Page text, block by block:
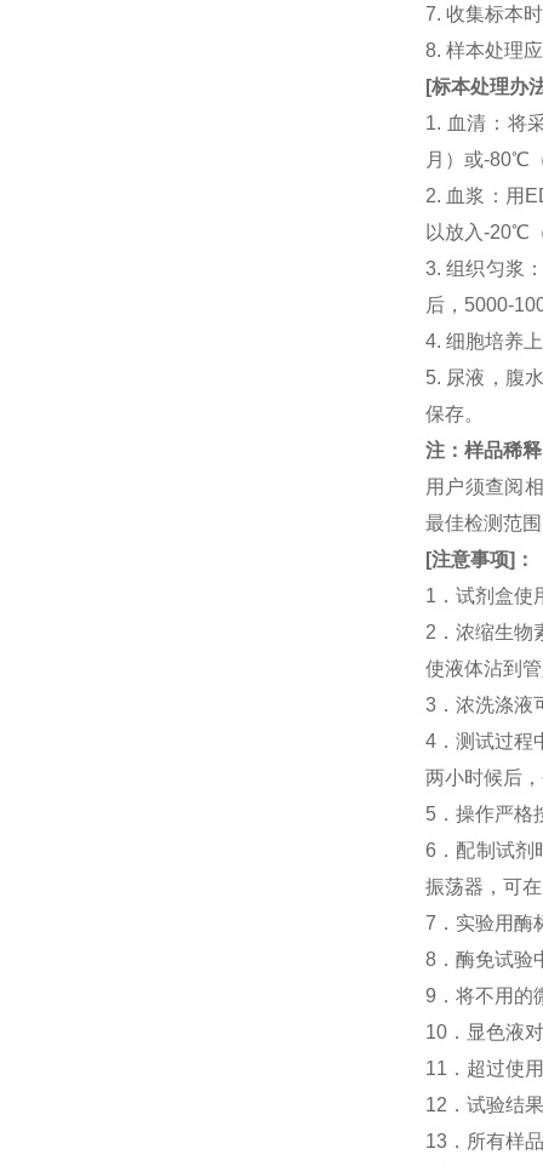
7. 收集标本
8. 样本处理
[标本处理办
1. 血清：将
月）或-80℃
2. 血浆：用
以放入-20℃
3. 组织匀浆
后，5000-
4. 细胞培养
5. 尿液，腹
保存。
注：样品稀
用户须查阅
最佳检测范
[注意事项] ：
1．试剂盒使
2．浓缩生物
使液体沾到
3．浓洗涤液
4．测试过程
两小时候后
5．操作严格
6．配制试剂
振荡器，可
7．实验用酶
8．酶免试验
9．将不用的
10．显色液
11．超过使
12．试验结
13．所有样